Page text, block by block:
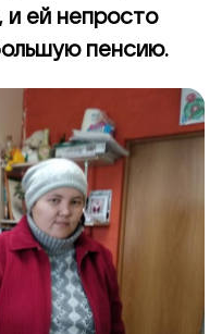
и ей непросто
пенсию.